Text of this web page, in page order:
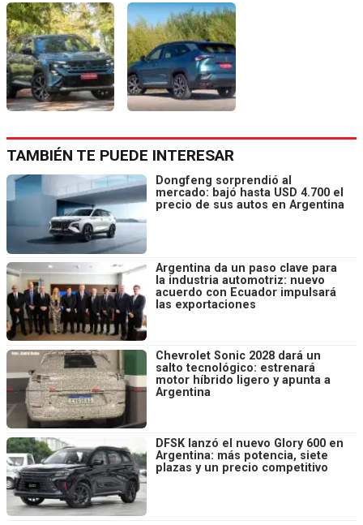
TAMBIÉN TE PUEDE INTERESAR
Dongfeng sorprendió al
mercado: bajó hasta USD 4.700 el
precio de sus autos en Argentina
Argentina da un paso clave para
la industria automotriz: nuevo
acuerdo con Ecuador impulsará
las exportaciones
Chevrolet Sonic 2028 dará un
salto tecnológico: estrenará
motor híbrido ligero y apunta a
Argentina
DFSK lanzó el nuevo Glory 600 en
Argentina: más potencia, siete
plazas y un precio competitivo